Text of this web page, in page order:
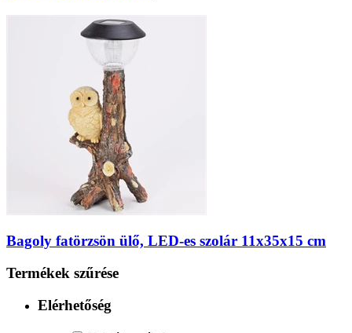
Bagoly fatörzsön ülő, LED-es szolár 11x35x15 cm
Termékek szűrése
Elérhetőség